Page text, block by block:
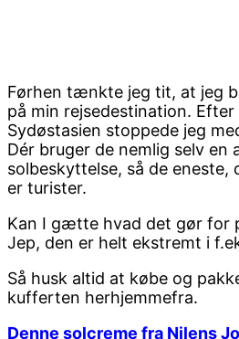
Førhen tænkte jeg tit, at jeg
på min rejsedestination.
Sydøstasien stoppede jeg
Dér bruger de nemlig selv en
solbeskyttelse, så de eneste,
er turister.
Kan I gætte hvad det gør for
Jep, den er helt ekstremt i
Så husk altid at købe og
kufferten herhjemmefra.
Denne solcreme fra Nilens